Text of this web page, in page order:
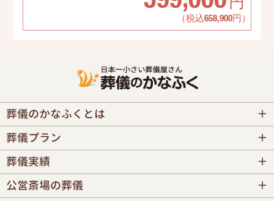
円
（税込658,900円）
葬儀のかなふくとは
葬儀プラン
葬儀実績
公営斎場の葬儀